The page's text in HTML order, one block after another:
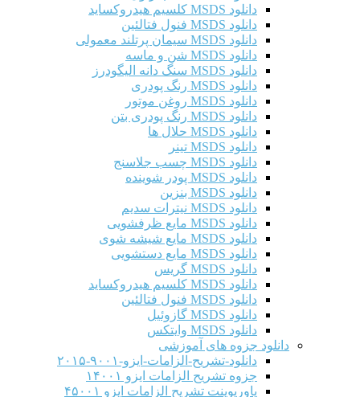
دانلود MSDS کلسیم هیدروکساید
دانلود MSDS فنول فتالئین
دانلود MSDS سیمان پرتلند معمولی
دانلود MSDS شن و ماسه
دانلود MSDS سنگ دانه الیگودرز
دانلود MSDS رنگ پودری
دانلود MSDS روغن موتور
دانلود MSDS رنگ پودری بتن
دانلود MSDS حلال ها
دانلود MSDS تینر
دانلود MSDS چسب جلاسنج
دانلود MSDS پودر شوینده
دانلود MSDS بنزین
دانلود MSDS نیترات سدیم
دانلود MSDS مایع ظرفشویی
دانلود MSDS مایع شیشه شوی
دانلود MSDS مایع دستشویی
دانلود MSDS گریس
دانلود MSDS کلسیم هیدروکساید
دانلود MSDS فنول فتالئین
دانلود MSDS گازوئیل
دانلود MSDS وایتکس
دانلود جزوه های آموزشی
دانلود-تشریح-الزامات-ایزو-۹۰۰۱-۲۰۱۵
جزوه تشریح الزامات ایزو ۱۴۰۰۱
پاورپوینت تشریح الزامات ایزو ۴۵۰۰۱